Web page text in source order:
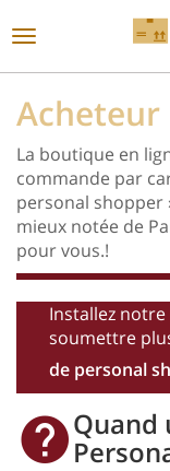
VOIR
Basculer
La boutique en
commande par
personal shopper
mieux notée de
pour vous.!
Installez notre
soumettre
de personal
Quand